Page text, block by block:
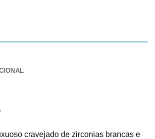
cravejado de zirconias brancas e